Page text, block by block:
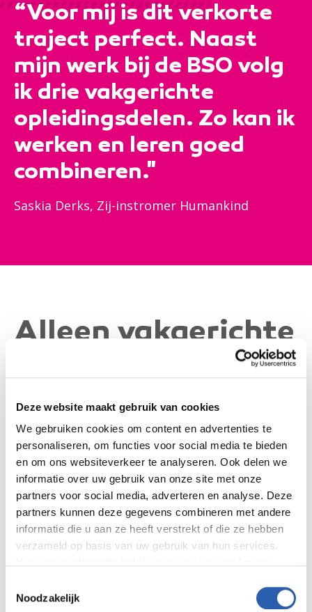
Deze website maakt gebruik van cookies
We gebruiken cookies om content en advertenties te
personaliseren, om functies voor social media te bieden
en om ons websiteverkeer te analyseren. Ook delen we
informatie over uw gebruik van onze site met onze
partners voor social media, adverteren en analyse. Deze
partners kunnen deze gegevens combineren met andere
informatie die u aan ze heeft verstrekt of die ze hebben
verzameld op basis van uw gebruik van hun services.
We werken samen met
die uw gegevens
Noodzakelijk
“Voor mij is dit verkorte
traject perfect. Naast
mijn werk bij de BSO volg
ik drie vakgerichte
opleidingsdelen. Zo kan ik
werken en leren goed
combineren."
Saskia Derks, Zij-instromer Humankind
Alleen vakgerichte
mbo-certificaten
“Een volledige BBL-opleiding bestaat uit een aantal generieke
vakken zoals Nederlands en Burgerschap, keuzedelen én
vakgerichte leereenheden die je dus echt voorbereiden op het
werken met kinderen.”
“Als ik graag het volledige mbo-diploma had willen halen, zou
ik eerst een ander voorbereidend traject moeten volgen.
Doordat mijn diploma inmiddels verjaard was, was instromen
in de reguliere niveau 3 BBL-opleiding voor mij geen optie.”
"Om direct aan de slag te kunnen, begon ik bij de BSO bij
Dat betekent dat ik niét de gehele mbo-opleiding en dus ook